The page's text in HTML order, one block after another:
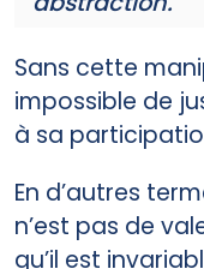
Sans cette
impossible de
à sa
En d’autres
n’est pas de
qu’il est